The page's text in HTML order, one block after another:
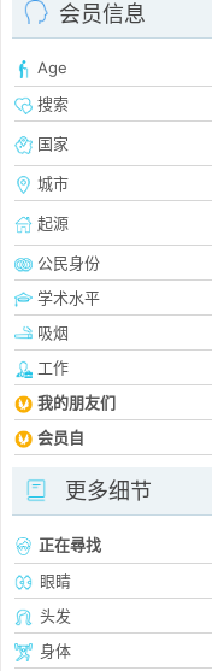
会员信息
Age
搜索
国家
城市
起源
公民身份
学术水平
吸烟
工作
我的朋友们
会员自
更多细节
正在尋找
眼睛
头发
身体